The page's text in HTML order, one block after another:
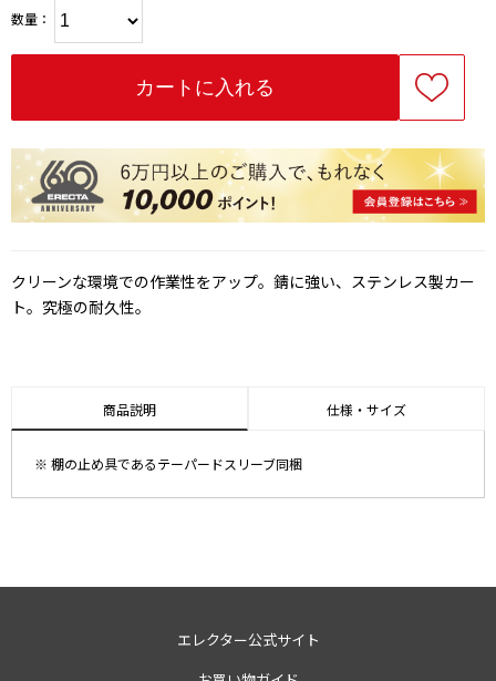
数量：
クリーンな環境での作業性をアップ。錆に強い、ステンレス製カー
ト。究極の耐久性。
商品説明 仕様・サイズ
※ 棚の止め具であるテーパードスリーブ同梱
エレクター公式サイト